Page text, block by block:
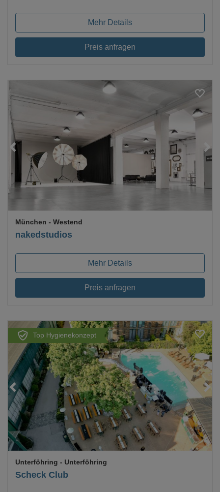
Mehr Details
Preis anfragen
Loading...
nakedstudios
München - Westend
Mehr Details
Preis anfragen
Top Hygienekonzept
Loading...
Scheck Club
Unterföhring - Unterföhring